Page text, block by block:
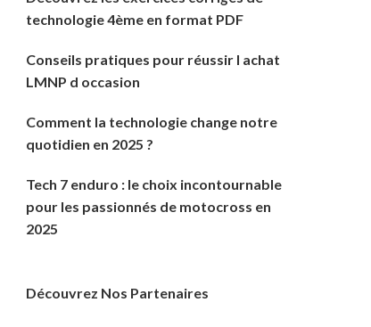
technologie 4ème en format PDF
Conseils pratiques pour réussir l achat
LMNP d occasion
Comment la technologie change notre
quotidien en 2025 ?
Tech 7 enduro : le choix incontournable
pour les passionnés de motocross en
2025
Découvrez Nos Partenaires